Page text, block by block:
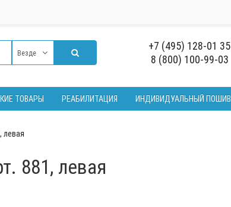
+7 (495) 128-01 35
8 (800) 100-99-03
Везде
ТОВАРЫ РЕАБИЛИТАЦИЯ ИНДИВИДУАЛЬНЫЙ ПОШИВ
левая
881, левая